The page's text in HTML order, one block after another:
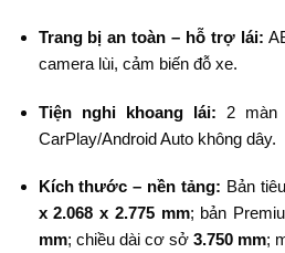
Trang bị an toàn – hỗ trợ lái:
camera lùi, cảm biến đỗ xe.
Tiện nghi khoang lái: 2 màn
CarPlay/Android Auto không dây.
Kích thước – nền tảng: Bản
x 2.068 x 2.775 mm; bản
mm; chiều dài cơ sở 3.750 mm;